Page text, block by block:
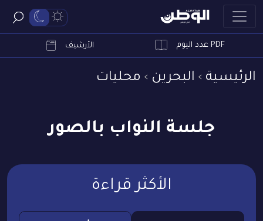
PDF عدد اليوم الأرشيف
الرئيسية البحرين محليات
جلسة النواب بالصور
الأكثر قراءة